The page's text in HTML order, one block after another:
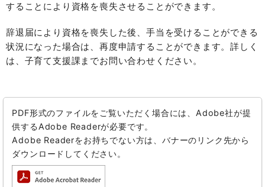
することにより資格を喪失させることができます。
辞退届により資格を喪失した後、手当を受けることができる
状況になった場合は、再度申請することができます。詳しく
は、子育て支援課までお問い合わせください。
PDF形式のファイルをご覧いただく場合には、Adobe社が提
供するAdobe Readerが必要です。
Adobe Readerをお持ちでない方は、バナーのリンク先から
ダウンロードしてください。